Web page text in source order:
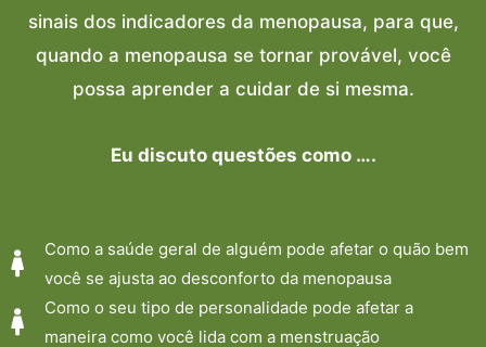
sinais dos indicadores da menopausa, para que,
quando a menopausa se tornar provável, você
possa aprender a cuidar de si mesma.
Eu discuto questões como ….
Como a saúde geral de alguém pode afetar o quão bem
você se ajusta ao desconforto da menopausa
Como o seu tipo de personalidade pode afetar a
maneira como você lida com a menstruação